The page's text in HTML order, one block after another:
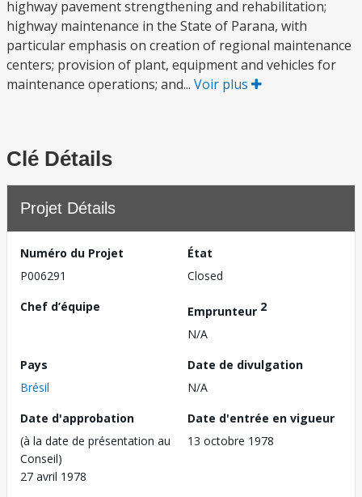
highway pavement strengthening and rehabilitation;
highway maintenance in the State of Parana, with
particular emphasis on creation of regional maintenance
centers; provision of plant, equipment and vehicles for
maintenance operations; and... Voir plus
Clé Détails
Projet Détails
Numéro du Projet
P006291
État
Closed
Chef d’équipe
Emprunteur 2
N/A
Pays
Brésil
Date de divulgation
N/A
Date d'approbation
(à la date de présentation au
Conseil)
27 avril 1978
Date d'entrée en vigueur
13 octobre 1978